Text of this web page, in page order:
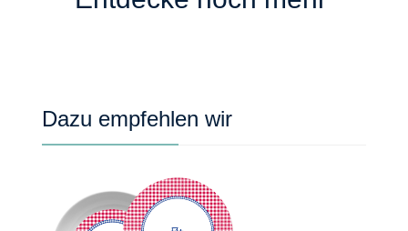
Produktgalerie überspringen
Dazu empfehlen wir